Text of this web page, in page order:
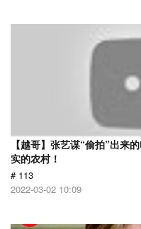
【越哥】张艺谋“偷拍”出来
实的农村！
# 113
2022-03-02 10:09